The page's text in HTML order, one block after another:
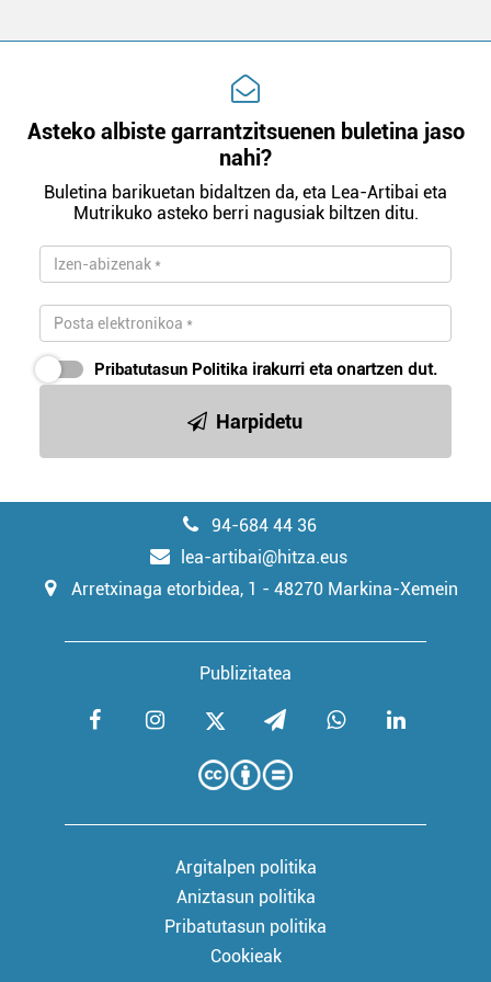
Asteko albiste garrantzitsuenen buletina jaso
nahi?
Buletina barikuetan bidaltzen da, eta Lea-Artibai eta
Mutrikuko asteko berri nagusiak biltzen ditu.
Pribatutasun Politika irakurri eta onartzen dut.
Harpidetu
94-684 44 36
lea-artibai@hitza.eus
Arretxinaga etorbidea, 1 - 48270 Markina-Xemein
Publizitatea
Argitalpen politika
Aniztasun politika
Pribatutasun politika
Cookieak